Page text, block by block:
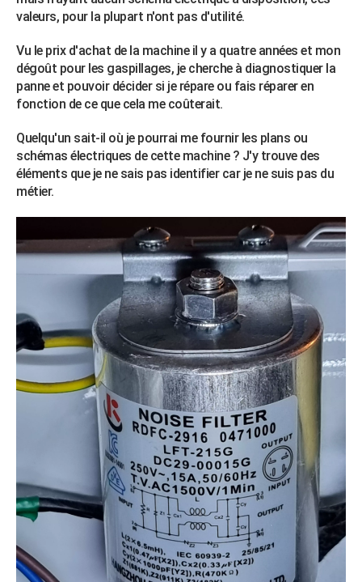
valeurs, pour la plupart n'ont pas d'utilité.
Vu le prix d'achat de la machine il y a quatre années et mon
dégoût pour les gaspillages, je cherche à diagnostiquer la
panne et pouvoir décider si je répare ou fais réparer en
fonction de ce que cela me coûterait.
Quelqu'un sait-il où je pourrai me fournir les plans ou
schémas électriques de cette machine ? J'y trouve des
éléments que je ne sais pas identifier car je ne suis pas du
métier.